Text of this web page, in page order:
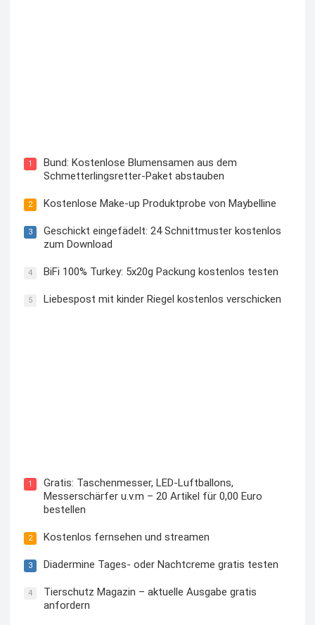
1
Bund: Kostenlose Blumensamen aus dem
Schmetterlingsretter-Paket abstauben
2 Kostenlose Make-up Produktprobe von Maybelline
3
Geschickt eingefädelt: 24 Schnittmuster kostenlos
zum Download
4 BiFi 100% Turkey: 5x20g Packung kostenlos testen
5 Liebespost mit kinder Riegel kostenlos verschicken
1
Gratis: Taschenmesser, LED-Luftballons,
Messerschärfer u.v.m – 20 Artikel für 0,00 Euro
bestellen
2 Kostenlos fernsehen und streamen
3 Diadermine Tages- oder Nachtcreme gratis testen
4
Tierschutz Magazin – aktuelle Ausgabe gratis
anfordern